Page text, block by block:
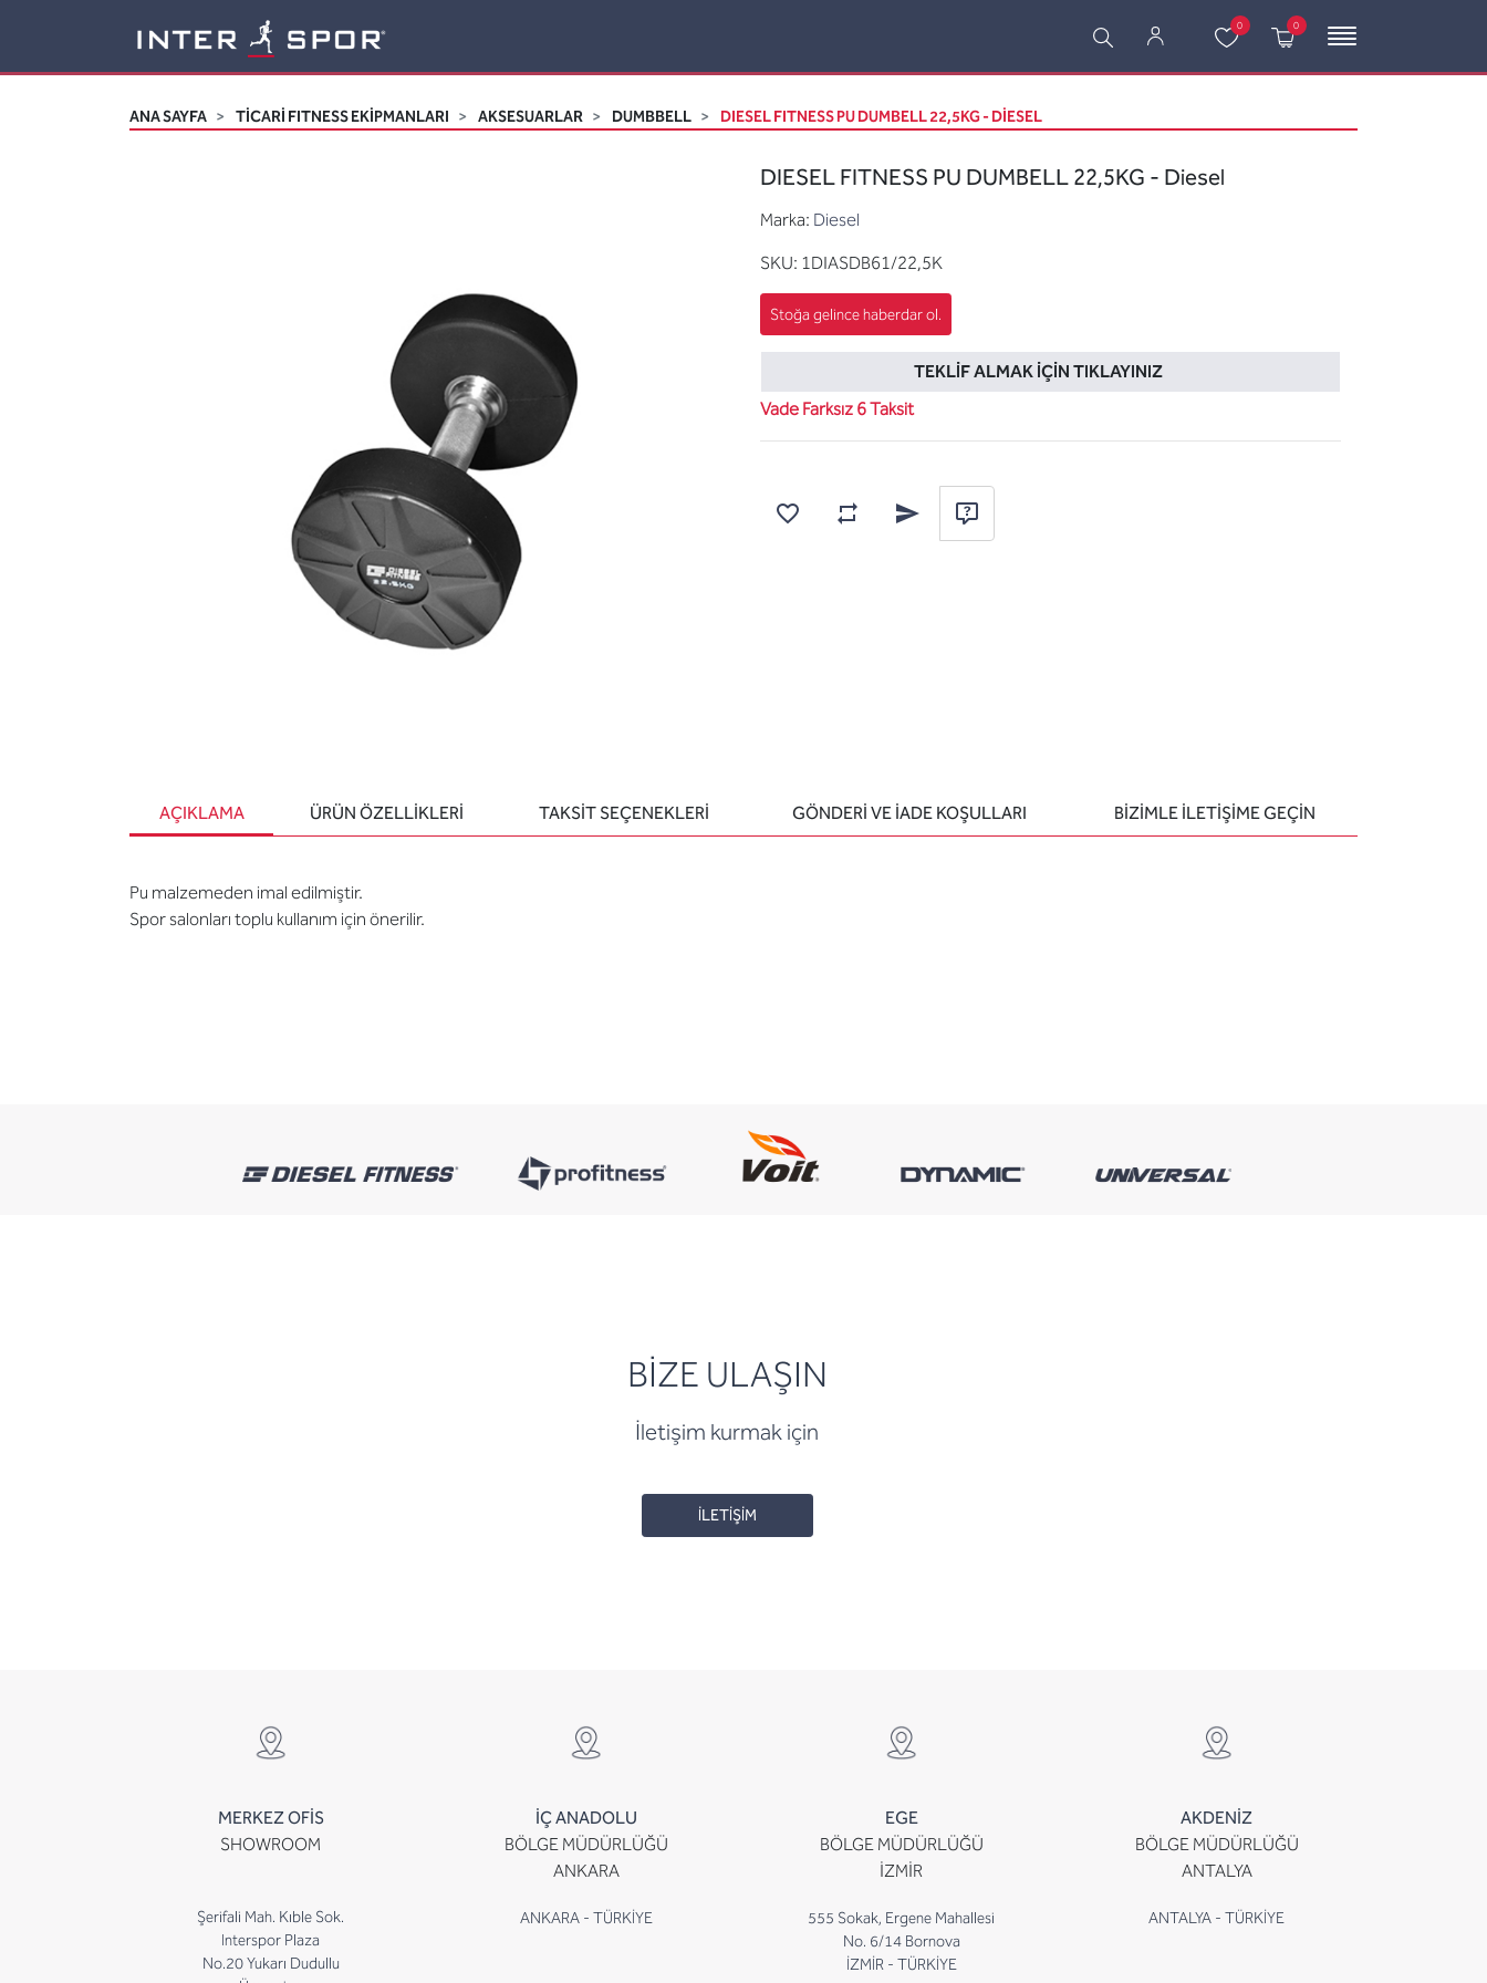
0 0
ANA SAYFA TİCARİ FITNESS EKİPMANLARI AKSESUARLAR DUMBBELL DIESEL FITNESS PU DUMBELL 22,5KG - DIESEL
DIESEL FITNESS PU DUMBELL 22,5KG - Diesel
Marka: Diesel
SKU: 1DIASDB61/22,5K
TEKLIF ALMAK İÇIN TIKLAYINIZ
Vade Farksız 6 Taksit
Favorilere ekle
Karşılaştırma listesine ekle
Arkadaşına e-posta ile gönder
Soru sor
AÇIKLAMA ÜRÜN ÖZELLIKLERI TAKSİT SEÇENEKLERİ GÖNDERİ VE İADE KOŞULLARI BIZIMLE ILETIŞIME GEÇIN
Pu malzemeden imal edilmiştir.
Spor salonları toplu kullanım için önerilir.
BİZE ULAŞIN
İletişim kurmak için
İLETİŞİM
MERKEZ OFİS
SHOWROOM
Şerifali Mah. Kıble Sok.
Interspor Plaza
No.20 Yukarı Dudullu
İÇ ANADOLU
BÖLGE MÜDÜRLÜĞÜ
ANKARA
ANKARA - TÜRKİYE
EGE
BÖLGE MÜDÜRLÜĞÜ
İZMİR
555 Sokak, Ergene Mahallesi
No. 6/14 Bornova
İZMİR - TÜRKİYE
AKDENİZ
BÖLGE MÜDÜRLÜĞÜ
ANTALYA
ANTALYA - TÜRKİYE